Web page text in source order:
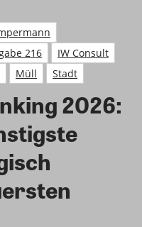
216
IW Consult
Müll Stadt
2026: